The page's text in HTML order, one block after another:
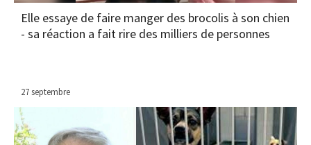
Elle essaye de faire manger des brocolis à son chien
- sa réaction a fait rire des milliers de personnes
27 septembre